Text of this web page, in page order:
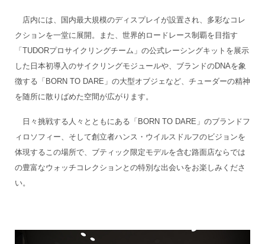
店内には、国内最大規模のディスプレイが設置され、多彩なコレ
クションを一堂に展開。また、世界的ロードレース制覇を目指す
「TUDORプロサイクリングチーム」の公式レーシングキットを展示
した日本初導入のサイクリングモジュールや、ブランドのDNAを象
徴する「BORN TO DARE」の大型オブジェなど、チューダーの精神
を随所に散りばめた空間が広がります。
日々挑戦する人々とともにある「BORN TO DARE」のブランドフ
ィロソフィー、そして創立者ハンス・ウイルスドルフのビジョンを
体現するこの場所で、ブティック限定モデルを含む路面店ならでは
の豊富なウォッチコレクションとの特別な出会いをお楽しみくださ
い。